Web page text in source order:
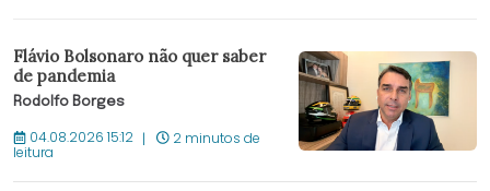
Flávio Bolsonaro não quer saber
de pandemia
Rodolfo Borges
04.08.2026 15:12 2 minutos de
leitura